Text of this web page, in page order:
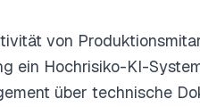
von
ein Hochrisiko-KI-
über technische